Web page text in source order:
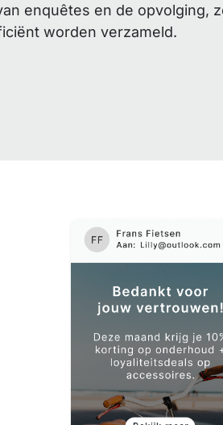
enquêtes en de opvolging,
worden verzameld.